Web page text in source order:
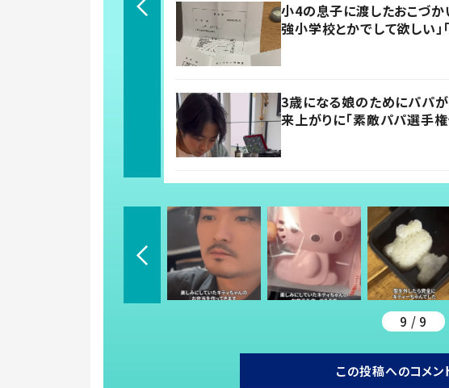
小4の息子に渡したおこづ
強小学校とかでして欲しい」
3歳になる娘のためにパパ
来上がりに「素敵パパ選手権
9 / 9
この投稿へのコメン